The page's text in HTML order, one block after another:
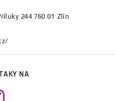
244 760 01 Zlín
NA